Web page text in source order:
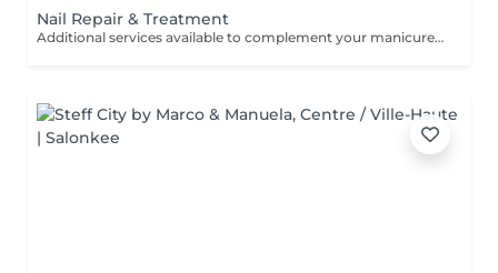
Nail Repair & Treatment
Additional services available to complement your manicure or as standalone treatments. Nail Repair per nail (during service) Minor repair of a single nail (small crack, local damage or broken nail). This option can be added multiple times if more than one nail requires repair. Charged at 3€ per nail for Manicure with Gel Polish services. Nail Repair per nail (walk-in) Repair of one nail without manicure or polish application. Suitable for clients booking a repair only. Onycholysis Treatment per nail Targeted care for nails affected by onycholysis. Performed without polish to support healthy nail recovery. IBX Nail Repair System Professional nail treatment designed to strengthen and restore natural nails. Can be booked alone or combined with gel removal for deeper repair. Gel Polish Removal Gentle and careful removal of gel polish.